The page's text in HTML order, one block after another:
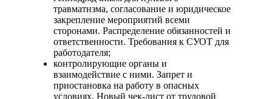
травматизма, согласование и юридическое
закрепление мероприятий всеми
сторонами. Распределение обязанностей и
ответственности. Требования к СУОТ для
работодателя;
контролирующие органы и
взаимодействие с ними. Запрет и
приостановка на работу в опасных
условиях. Новый чек-лист от трудовой